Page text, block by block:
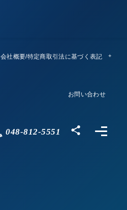
会社概要/特定商取引法に基づく表記
Company Profile
お問い合わせ
Contact
048-812-5551